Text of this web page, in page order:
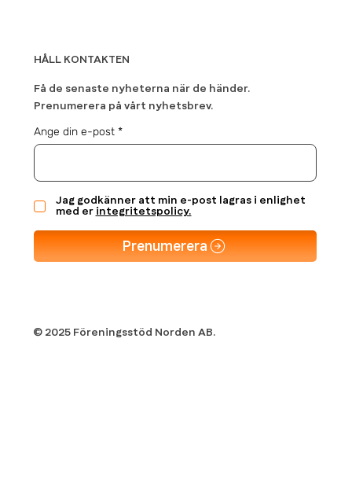
HÅLL KONTAKTEN
Få de senaste nyheterna när de händer.
Prenumerera på vårt nyhetsbrev.
Ange din e-post
Jag godkänner att min e-post lagras i enlighet
med er integritetspolicy.
Prenumerera
© 2025 Föreningsstöd Norden AB.